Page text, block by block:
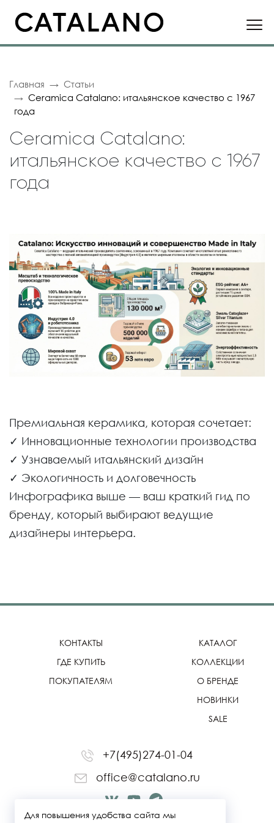
Главная
Статьи
Ceramica Catalano: итальянское качество с 1967
года
Ceramica Catalano:
итальянское качество с 1967
года
Премиальная керамика, которая сочетает:
✓ Инновационные технологии производства
✓ Узнаваемый итальянский дизайн
✓ Экологичность и долговечность
Инфографика выше — ваш краткий гид по
бренду, который выбирают ведущие
дизайнеры интерьера.
КОНТАКТЫ
ГДЕ КУПИТЬ
ПОКУПАТЕЛЯМ
КАТАЛОГ
КОЛЛЕКЦИИ
О БРЕНДЕ
НОВИНКИ
SALE
+7(495)274-01-04
office@catalano.ru
Для повышения удобства сайта мы